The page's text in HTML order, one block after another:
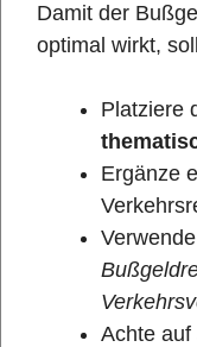
Damit der
optimal wirkt,
Platziere
Ergänze
Achte auf